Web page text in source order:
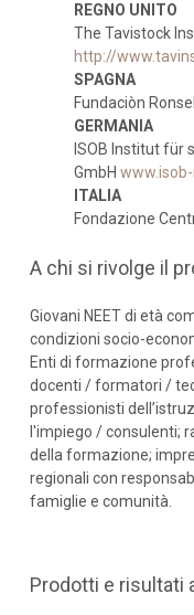
REGNO UNITO
The Tavistock
http://
SPAGNA
Fundaciòn Ronsel
GERMANIA
ISOB Institut für
GmbH
ITALIA
Fondazione
A chi si rivolge il
Giovani NEET di età
condizioni socio-
Enti di formazione
docenti / formatori /
professionisti
l'impiego / consulenti;
della formazione;
regionali con
famiglie e comunità.
Prodotti e risultati